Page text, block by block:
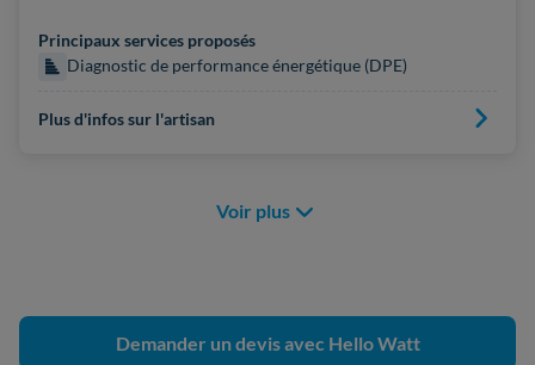
Principaux services proposés
Diagnostic de performance énergétique (DPE)
Plus d'infos sur l'artisan
Voir plus
Demander un devis avec Hello Watt